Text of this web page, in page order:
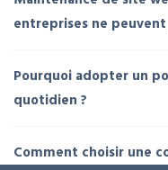
entreprises ne
Pourquoi adopter un
quotidien ?
Comment choisir une